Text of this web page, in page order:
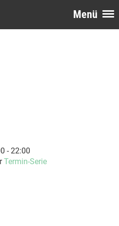
Menü
- 22:00
Termin-Serie